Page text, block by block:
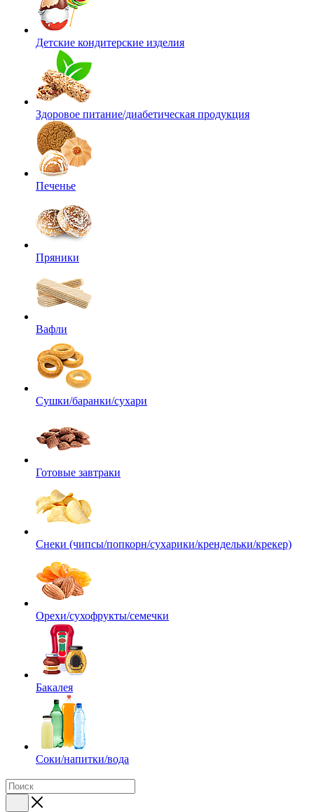
Детские кондитерские изделия
Здоровое питание/диабетическая продукция
Печенье
Пряники
Вафли
Сушки/баранки/сухари
Готовые завтраки
Снеки (чипсы/попкорн/сухарики/крендельки/крекер)
Орехи/сухофрукты/семечки
Бакалея
Соки/напитки/вода